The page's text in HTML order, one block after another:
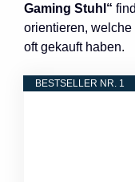
Gaming Stuhl“
orientieren,
oft gekauft haben.
BESTSELLER NR. 1